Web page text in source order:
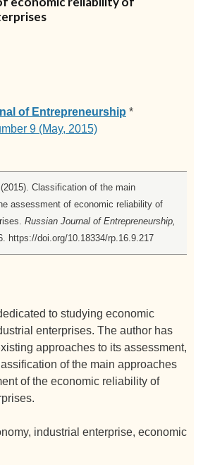
of Entrepreneurship *
9 (May, 2015)
Classification of the main
assessment of economic reliability of
Russian Journal of Entrepreneurship,
https://doi.org/10.18334/rp.16.9.217
to studying economic
enterprises. The author has
approaches to its assessment,
of the main approaches
of the economic reliability of
industrial enterprise, economic